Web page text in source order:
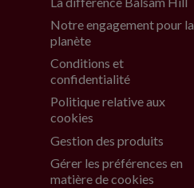
Notre engagement pour la
planète
Conditions et
confidentialité
Politique relative aux
cookies
Gestion des produits
Gérer les préférences en
matière de cookies